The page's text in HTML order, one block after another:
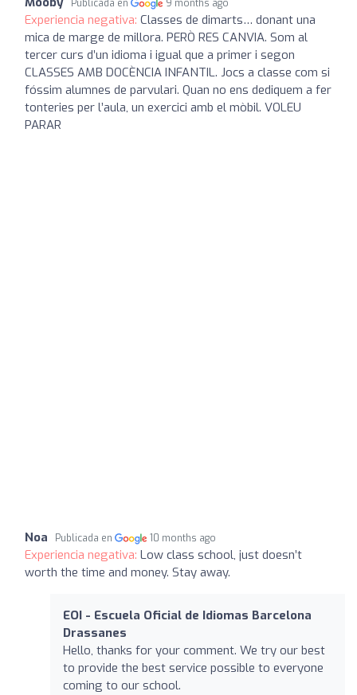
Publicada en 9 months ago
Experiencia negativa: Classes de dimarts… donant una
mica de marge de millora. PERÒ RES CANVIA. Som al
tercer curs d’un idioma i igual que a primer i segon
CLASSES AMB DOCÈNCIA INFANTIL. Jocs a classe com si
fóssim alumnes de parvulari. Quan no ens dediquem a fer
tonteries per l’aula, un exercici amb el mòbil. VOLEU
PARAR
Noa Publicada en 10 months ago
Experiencia negativa: Low class school, just doesn’t
worth the time and money. Stay away.
EOI - Escuela Oficial de Idiomas Barcelona
Drassanes
Hello, thanks for your comment. We try our best
to provide the best service possible to everyone
coming to our school.